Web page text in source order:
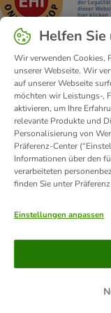
Kontakt
Allgemeine
Vertrag widerrufen
Zahlungsarten
Über
Corporate Website
© zooplus SE 2026
Helfen Sie
Wir verwenden Cookies,
unserer Webseite. Wir
auf unserer Webseite
möchten wir Leistungs-,
aktivieren, um Ihre
relevante Produkte und
Personalisierung von
Präferenz-Center
Informationen über den
verarbeiteten
finden Sie unter
Einstellungen anpassen